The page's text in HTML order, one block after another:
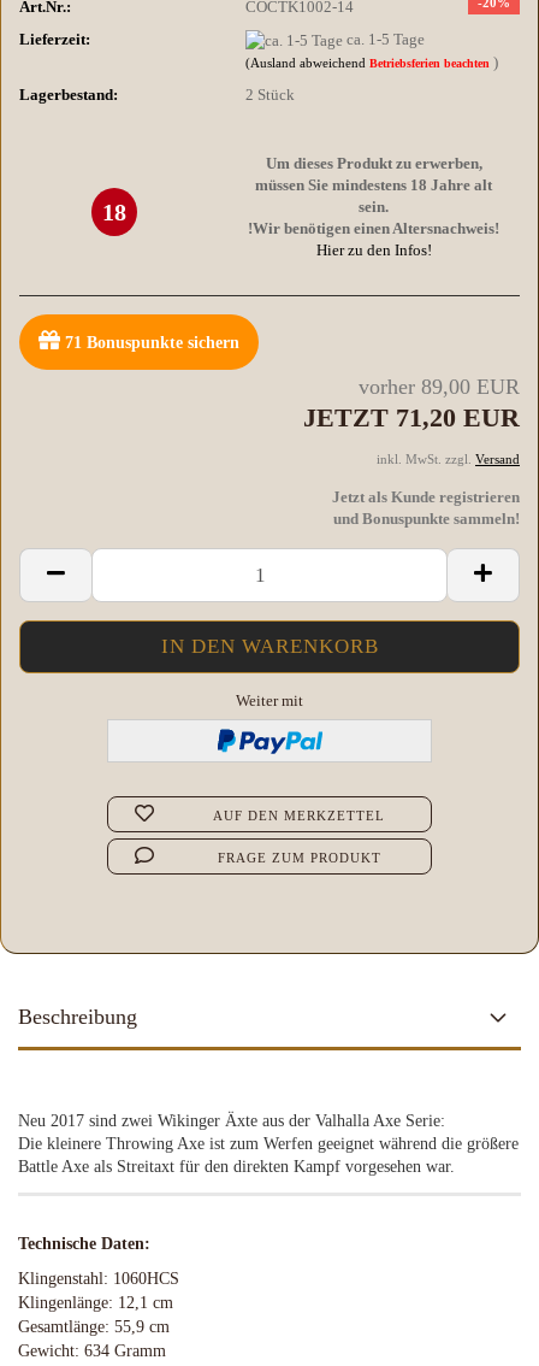
Art.Nr.:
COCTK1002-14
Lieferzeit:
ca. 1-5 Tage
(Ausland abweichendBetriebsferien beachten )
Lagerbestand:
2 Stück
18
Um dieses Produkt zu erwerben,
müssen Sie mindestens 18 Jahre alt
sein.
!Wir benötigen einen Altersnachweis!
Hier zu den Infos!
71 Bonuspunkte sichern
vorher 89,00 EUR
JETZT 71,20 EUR
inkl. MwSt. zzgl. Versand
Jetzt als Kunde registrieren
und Bonuspunkte sammeln!
Weiter mit
AUF DEN MERKZETTEL
FRAGE ZUM PRODUKT
Beschreibung
Neu 2017 sind zwei Wikinger Äxte aus der Valhalla Axe Serie:
Die kleinere Throwing Axe ist zum Werfen geeignet während die größere
Battle Axe als Streitaxt für den direkten Kampf vorgesehen war.
Technische Daten:
Klingenstahl: 1060HCS
Klingenlänge: 12,1 cm
Gesamtlänge: 55,9 cm
Gewicht: 634 Gramm